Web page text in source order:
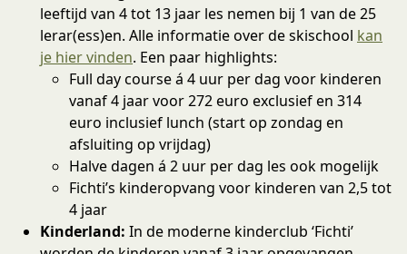
leeftijd van 4 tot 13 jaar les nemen bij 1 van de 25
lerar(ess)en. Alle informatie over de skischool kan
je hier vinden. Een paar highlights:
Full day course á 4 uur per dag voor kinderen
vanaf 4 jaar voor 272 euro exclusief en 314
euro inclusief lunch (start op zondag en
afsluiting op vrijdag)
Halve dagen á 2 uur per dag les ook mogelijk
Fichti’s kinderopvang voor kinderen van 2,5 tot
4 jaar
Kinderland: In de moderne kinderclub ‘Fichti’